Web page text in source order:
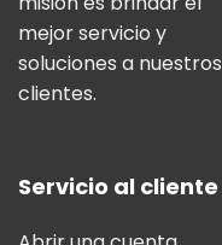
mejor servicio y
soluciones a nuestros
clientes.
Servicio al cliente